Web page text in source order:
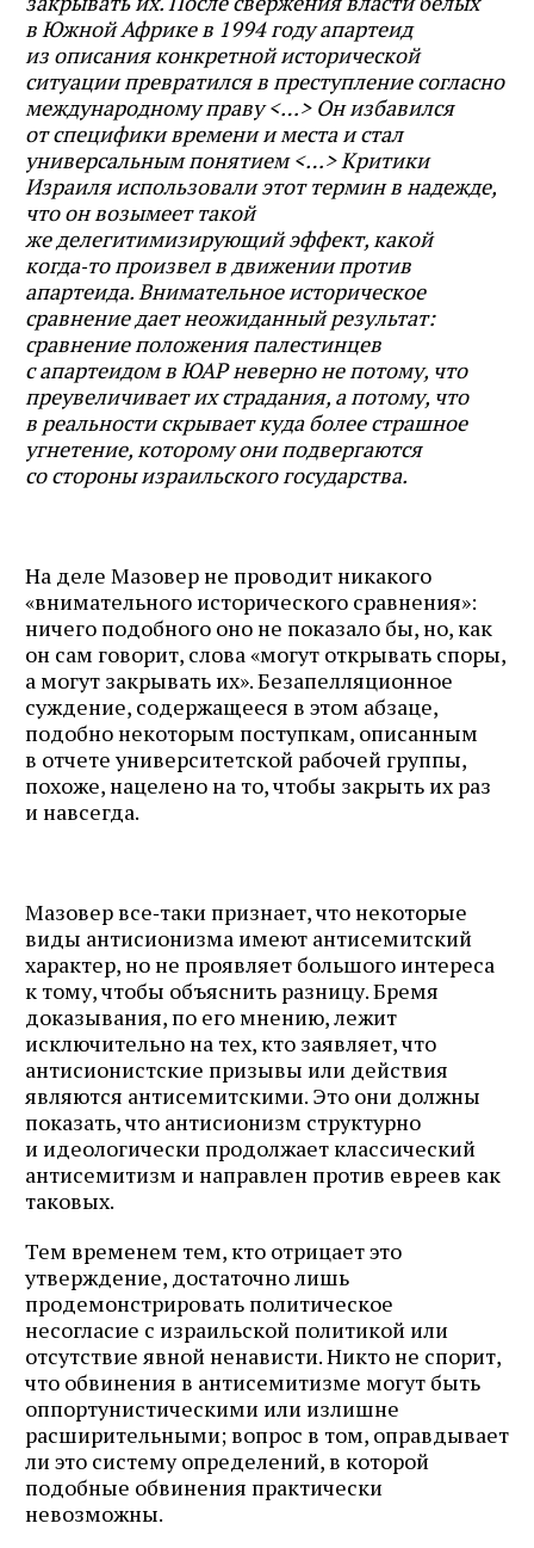
в Южной Африке в 1994 году апартеид
из описания конкретной исторической
ситуации превратился в преступление согласно
международному праву <…> Он избавился
от специфики времени и места и стал
универсальным понятием <…> Критики
Израиля использовали этот термин в надежде,
что он возымеет такой
же делегитимизирующий эффект, какой
когда‑то произвел в движении против
апартеида. Внимательное историческое
сравнение дает неожиданный результат:
сравнение положения палестинцев
с апартеидом в ЮАР неверно не потому, что
преувеличивает их страдания, а потому, что
в реальности скрывает куда более страшное
угнетение, которому они подвергаются
со стороны израильского государства.
На деле Мазовер не проводит никакого
«внимательного исторического сравнения»:
ничего подобного оно не показало бы, но, как
он сам говорит, слова «могут открывать споры,
а могут закрывать их». Безапелляционное
суждение, содержащееся в этом абзаце,
подобно некоторым поступкам, описанным
в отчете университетской рабочей группы,
похоже, нацелено на то, чтобы закрыть их раз
и навсегда.
Мазовер все‑таки признает, что некоторые
виды антисионизма имеют антисемитский
характер, но не проявляет большого интереса
к тому, чтобы объяснить разницу. Бремя
доказывания, по его мнению, лежит
исключительно на тех, кто заявляет, что
антисионистские призывы или действия
являются антисемитскими. Это они должны
показать, что антисионизм структурно
и идеологически продолжает классический
антисемитизм и направлен против евреев как
таковых.
Тем временем тем, кто отрицает это
утверждение, достаточно лишь
продемонстрировать политическое
несогласие с израильской политикой или
отсутствие явной ненависти. Никто не спорит,
что обвинения в антисемитизме могут быть
оппортунистическими или излишне
расширительными; вопрос в том, оправдывает
ли это систему определений, в которой
подобные обвинения практически
невозможны.